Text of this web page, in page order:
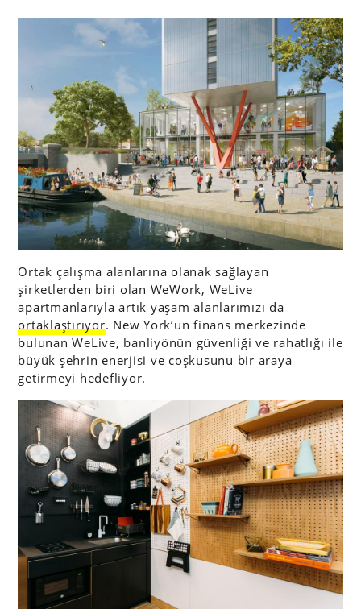
Ortak çalışma alanlarına olanak sağlayan
şirketlerden biri olan WeWork, WeLive
apartmanlarıyla artık yaşam alanlarımızı da
ortaklaştırıyor. New York’un finans merkezinde
bulunan WeLive, banliyönün güvenliği ve rahatlığı ile
büyük şehrin enerjisi ve coşkusunu bir araya
getirmeyi hedefliyor.